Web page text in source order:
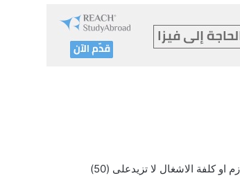
او كلفة الاشغال لا تزيدعلى (50)